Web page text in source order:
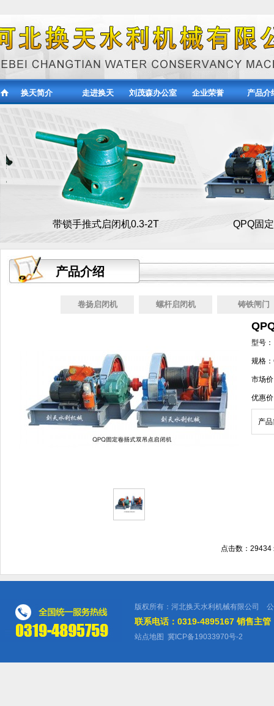
换天简介 走进换天 刘茂森办公室 企业荣誉 产品介
带锁手推式启闭机0.3-2T QPQ固定卷扬式双
产品介绍
卷扬启闭机 螺杆启闭机 铸铁闸门
型号：
规格
市场
优惠
产
点击数：
版权所有：河北换天水利机械有限公司
联系电话：0319-4895167 销售主
站点地图 冀ICP备19033970号-2